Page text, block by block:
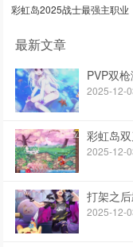
彩虹岛2025战士最强主职业
最新文章
PVP双
2025-12-
彩虹岛
2025-12-
打架之
2025-12-